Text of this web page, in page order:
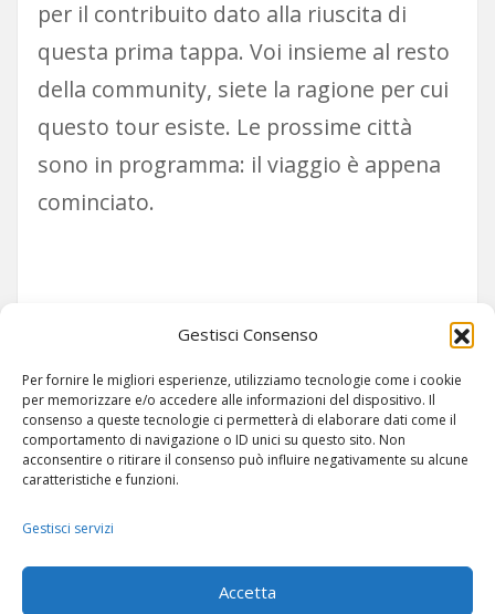
Gestisci Consenso
Per fornire le migliori esperienze, utilizziamo tecnologie come i cookie
per memorizzare e/o accedere alle informazioni del dispositivo. Il
consenso a queste tecnologie ci permetterà di elaborare dati come il
comportamento di navigazione o ID unici su questo sito. Non
acconsentire o ritirare il consenso può influire negativamente su alcune
caratteristiche e funzioni.
Gestisci servizi
Accetta
per il contribuito dato alla riuscita di
questa prima tappa. Voi insieme al resto
della community, siete la ragione per cui
questo tour esiste. Le prossime città
sono in programma: il viaggio è appena
cominciato.
Siamo su TELEGRAM!
ARTICOLI-SITEMAP